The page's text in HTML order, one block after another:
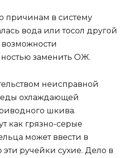
причинам в систему
вода или тосол другой
заменить ОЖ.
неисправной
охлаждающей
шкива.
как грязно-серые
может ввести в
эти ручейки сухие. Дело в